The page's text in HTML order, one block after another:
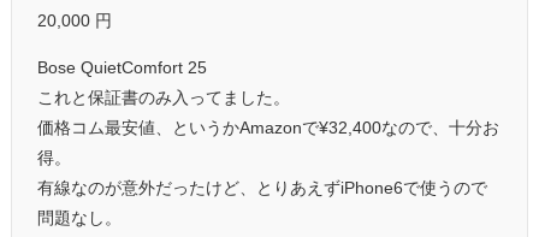
20,000 円
Bose QuietComfort 25
これと保証書のみ入ってました。
価格コム最安値、というかAmazonで¥32,400なので、十分お
得。
有線なのが意外だったけど、とりあえずiPhone6で使うので
問題なし。